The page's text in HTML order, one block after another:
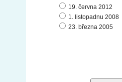
19. června 2012
1. listopadnu 2008
23. března 2005